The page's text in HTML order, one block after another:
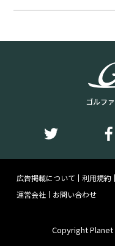
ゴルフ
広告掲載について 利用規約
運営会社
お問い合わせ
Copyright Planet